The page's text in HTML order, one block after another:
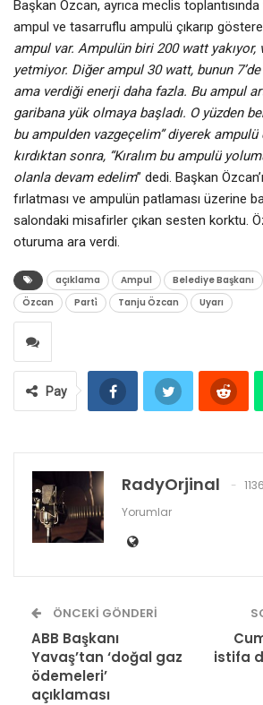
Başkan Özcan, ayrıca meclis toplantısında
ampul ve tasarruflu ampulü çıkarıp
ampul var. Ampulün biri 200 watt
yetmiyor. Diğer ampul 30 watt, bunun
ama verdiği enerji daha fazla. Bu ampul
garibana yük olmaya başladı. O yüzden
bu ampulden vazgeçelim” diyerek ampulü
kırdıktan sonra, “Kıralım bu ampulü
olanla devam edelim” dedi. Başkan
fırlatması ve ampulün patlaması üzerine
salondaki misafirler çıkan sesten korktu.
oturuma ara verdi.
açıklama Ampul Belediye Başkanı
Özcan
Parti̇ Tanju Özcan Uyarı
Pay
RadyOrjinal
Yorumlar
ÖNCEKI GÖNDERI
ABB Başkanı
Yavaş’tan ‘doğal gaz
ödemeleri’
açıklaması
istifa